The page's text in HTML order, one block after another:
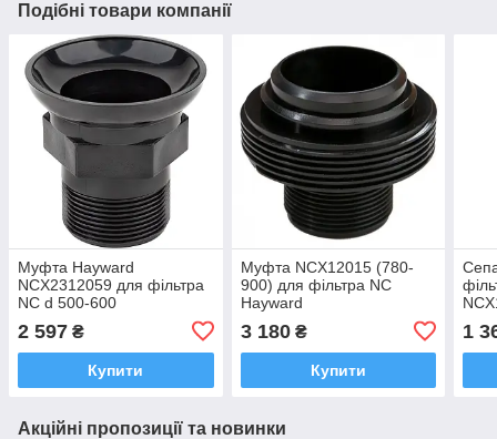
Подібні товари компанії
Муфта Hayward
NCX2312059 для фільтра
NC d 500-600
2 597 ₴
Купити
Муфта NCX12015 (780-
900) для фільтра NC
Hayward
3 180₴
Купити
1
Акційні пропозиції та новинки